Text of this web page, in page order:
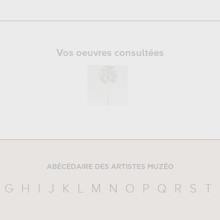
Vos oeuvres consultées
ABÉCÉDAIRE DES ARTISTES MUZÉO
G H I J K L M N O P Q R S T